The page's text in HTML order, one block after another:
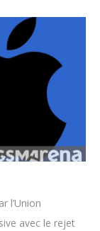
l’Union
avec le rejet